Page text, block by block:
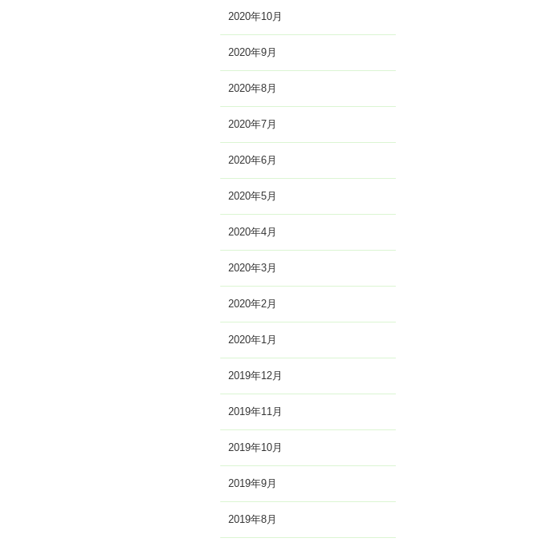
2020年10月
2020年9月
2020年8月
2020年7月
2020年6月
2020年5月
2020年4月
2020年3月
2020年2月
2020年1月
2019年12月
2019年11月
2019年10月
2019年9月
2019年8月